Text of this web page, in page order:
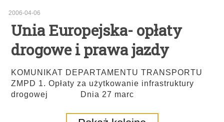
2006-04-06
Unia Europejska- opłaty
drogowe i prawa jazdy
KOMUNIKAT DEPARTAMENTU TRANSPORTU
ZMPD 1. Opłaty za użytkowanie infrastruktury
drogowej Dnia 27 marc